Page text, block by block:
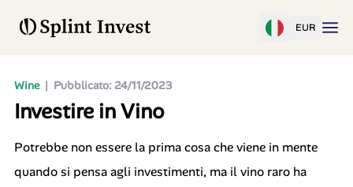
EUR
Wine | Pubblicato: 24/11/2023
Investire in Vino
Potrebbe non essere la prima cosa che viene in mente
quando si pensa agli investimenti, ma il vino raro ha